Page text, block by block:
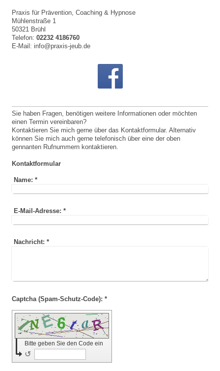
Praxis für Prävention, Coaching & Hypnose
Mühlenstraße 1
50321 Brühl
Telefon: 02232 4186760
E-Mail: info@praxis-jeub.de
Sie haben Fragen, benötigen weitere Informationen oder möchten
einen Termin vereinbaren?
Kontaktieren Sie mich gerne über das Kontaktformular. Alternativ
können Sie mich auch gerne telefonisch über eine der oben
gennanten Rufnummern kontaktieren.
Kontaktformular
Name: *
E-Mail-Adresse: *
Nachricht: *
Captcha (Spam-Schutz-Code): *
Bitte geben Sie den Code ein
↺